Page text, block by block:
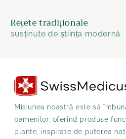
Rețete tradiționale
susținute de știința modernă
Misiunea noastră este să
oamenilor, oferind produse
plante, inspirate de puterea